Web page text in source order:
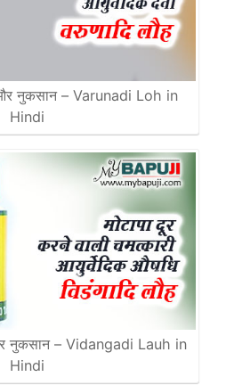
नुकसान – Varunadi Loh in
Hindi
नुकसान – Vidangadi Lauh in
Hindi